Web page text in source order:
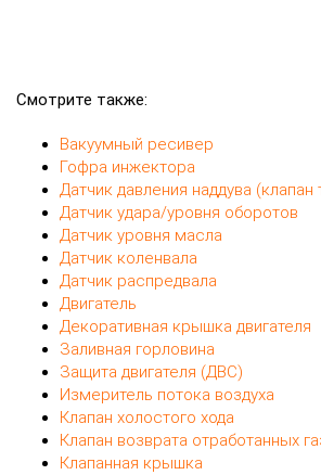
Смотрите также:
Вакуумный ресивер
Гофра инжектора
Датчик давления наддува (клапан
Датчик удара/уровня оборотов
Датчик уровня масла
Датчик коленвала
Датчик распредвала
Двигатель
Декоративная крышка двигателя
Заливная горловина
Защита двигателя (ДВС)
Измеритель потока воздуха
Клапан холостого хода
Клапан возврата отработанных
Клапанная крышка